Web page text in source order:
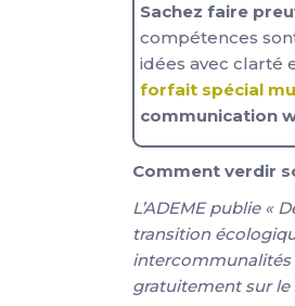
Sachez faire
compétences
idées avec clarté
forfait spécial
communication
Comment verdir
L’ADEME publie
transition
intercommunalités
gratuitement sur le